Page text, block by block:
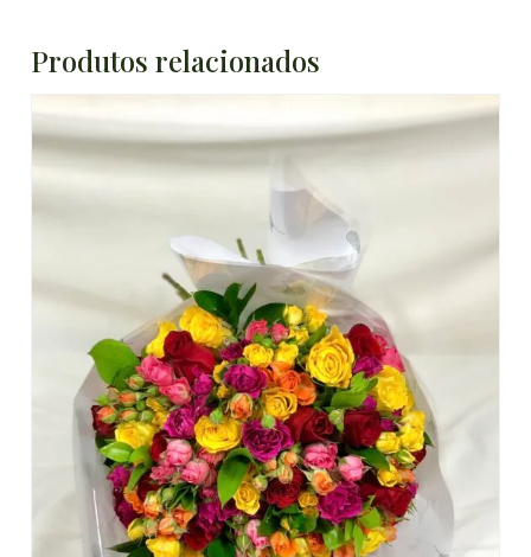
Produtos relacionados
DETALHES